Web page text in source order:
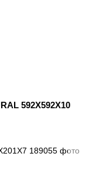
592X592X10